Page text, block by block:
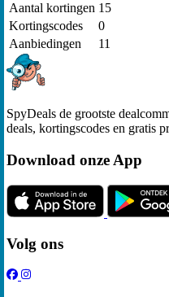
Aantal kortingen 15
Kortingscodes
0
Aanbiedingen
11
SpyDeals de grootste
deals, kortingscodes en gratis
Download onze App
Volg ons